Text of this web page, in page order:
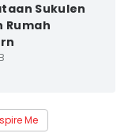
Sukulen
Rumah
Me